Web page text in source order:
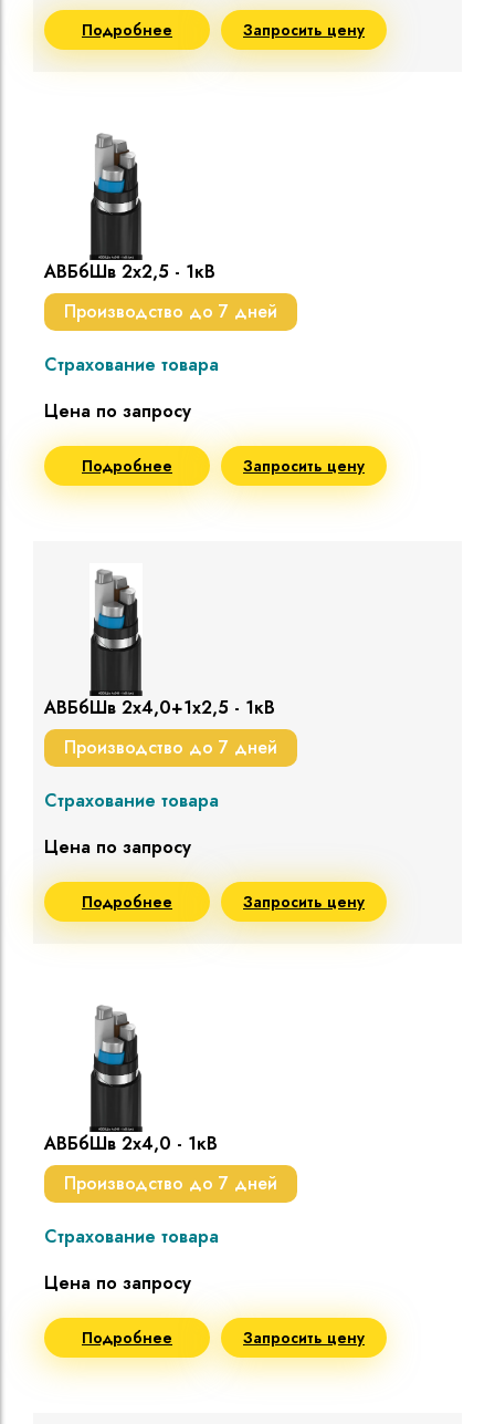
Подробнее Запросить цену
АВБбШв 2х2,5 - 1кВ
Производство до 7 дней
Страхование товара
Цена по запросу
Подробнее Запросить цену
АВБбШв 2х4,0+1х2,5 - 1кВ
Производство до 7 дней
Страхование товара
Цена по запросу
Подробнее Запросить цену
АВБбШв 2х4,0 - 1кВ
Производство до 7 дней
Страхование товара
Цена по запросу
Подробнее Запросить цену